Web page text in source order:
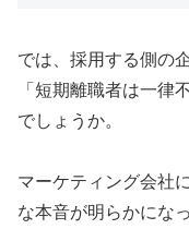
では、採用する側の
「短期離職者は一律
でしょうか。
マーケティング会社
な本音が明らかにな